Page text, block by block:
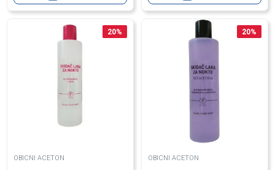
20%
OBICNI ACETON
20%
OBICNI ACETON